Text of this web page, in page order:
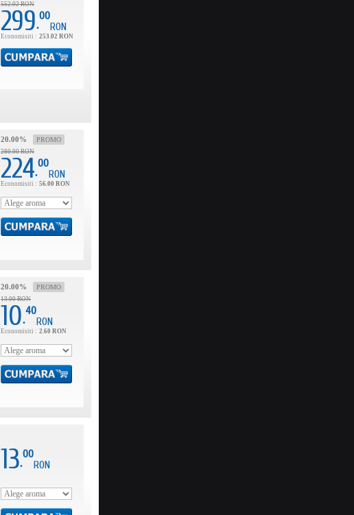
552.02 RON
299.
00
RON
Economisiti : 253.02 RON
20.00% PROMO
280.00 RON
224.
00
RON
Economisiti : 56.00 RON
20.00% PROMO
13.00 RON
10.
40
RON
Economisiti : 2.60 RON
13.
00
RON